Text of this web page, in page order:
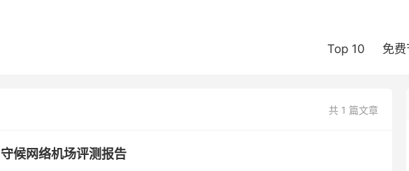
Top 10 免
共 1 篇文章
守候网络机场评测报告